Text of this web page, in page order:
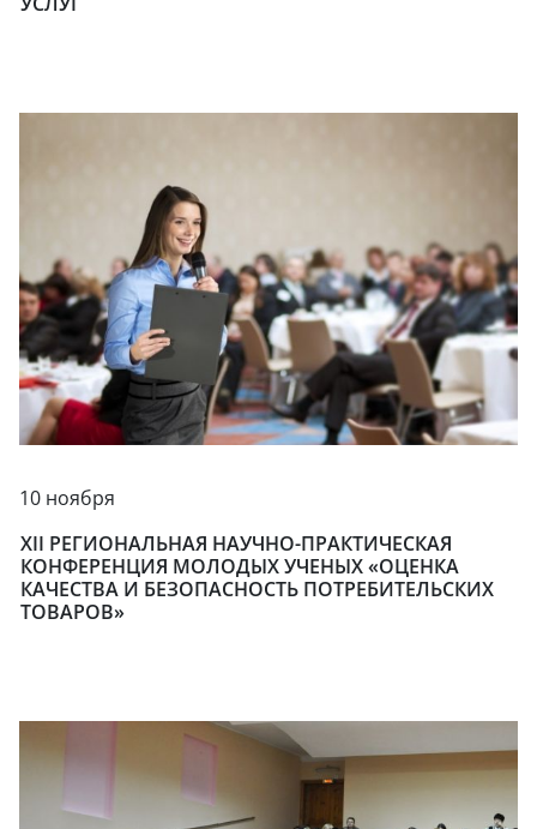
10 ноября
ХII РЕГИОНАЛЬНАЯ НАУЧНО-ПРАКТИЧЕСКАЯ
КОНФЕРЕНЦИЯ МОЛОДЫХ УЧЕНЫХ «ОЦЕНКА
КАЧЕСТВА И БЕЗОПАСНОСТЬ ПОТРЕБИТЕЛЬСКИХ
ТОВАРОВ»